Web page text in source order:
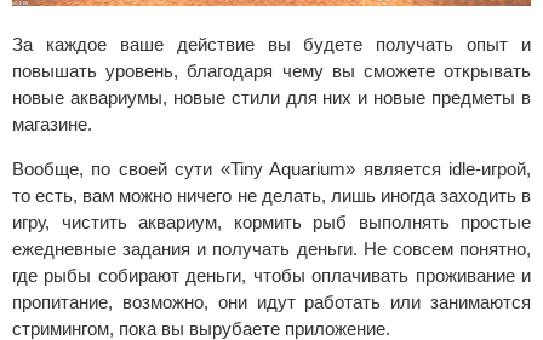
За каждое ваше действие вы будете получать опыт и
повышать уровень, благодаря чему вы сможете открывать
новые аквариумы, новые стили для них и новые предметы в
магазине.
Вообще, по своей сути «Tiny Aquarium» является idle-игрой,
то есть, вам можно ничего не делать, лишь иногда заходить в
игру, чистить аквариум, кормить рыб выполнять простые
ежедневные задания и получать деньги. Не совсем понятно,
где рыбы собирают деньги, чтобы оплачивать проживание и
пропитание, возможно, они идут работать или занимаются
стримингом, пока вы вырубаете приложение.